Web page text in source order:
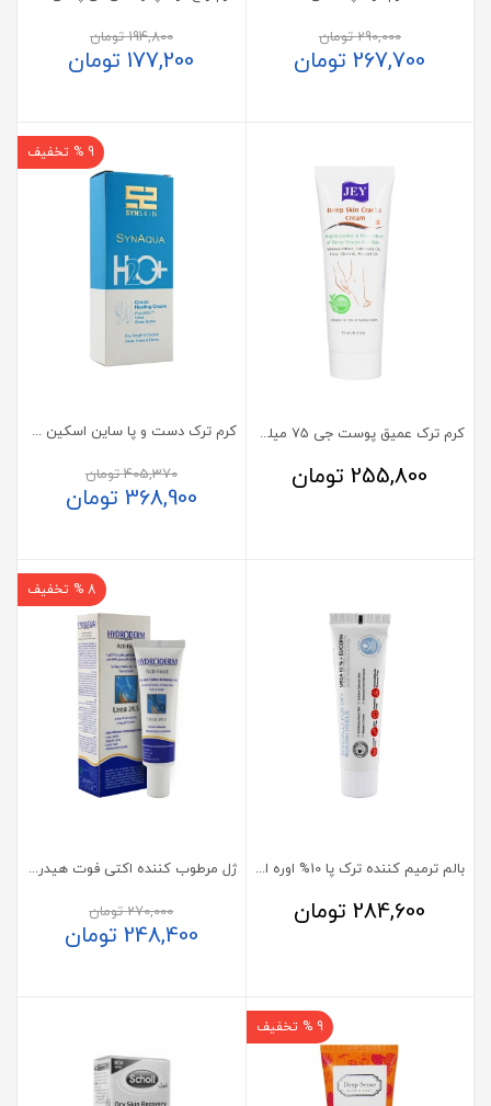
290,000تومان
267,700تومان
194,800تومان
177,200 تومان
کرم ترک عمیق پوست جی 75 میلی لیتر
255,800تومان
9 % تخفیف
کرم ترک دست و پا ساین اسکین مدل ساین آکوا
405,370تومان
368,900 تومان
بالم ترمیم کننده ترک پا 10% اوره اینستاهیل
284,600تومان
8 % تخفیف
ژل مرطوب کننده اکتی فوت هیدرودرم 30 گرم
270,000تومان
248,400 تومان
9 % تخفیف